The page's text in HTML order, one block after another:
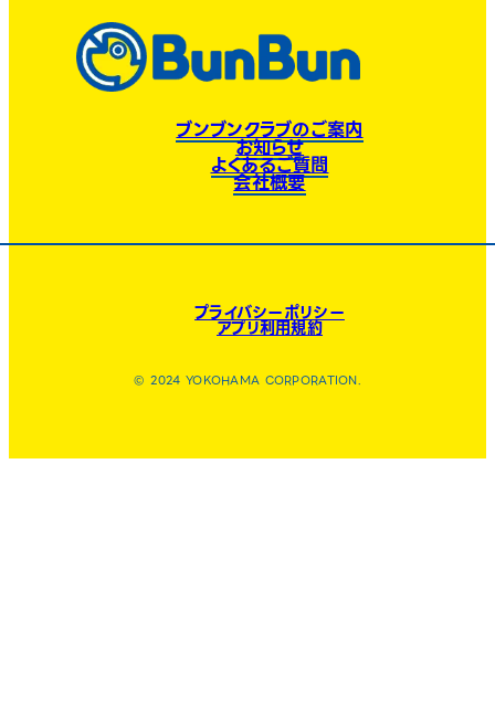
ブンブンクラブのご案内
お知らせ
よくあるご質問
会社概要
プライバシーポリシー
アプリ利用規約
© 2024 YOKOHAMA CORPORATION.